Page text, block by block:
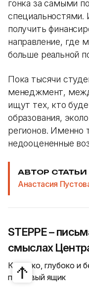
гонка за самыми
получить
направление, где
больше реальной
Пока тысячи
менеджмент,
ищут тех, кто
образования,
регионов. Именно
недооцененные
АВТОР СТАТЬИ
Анастасия
STEPPE –
смыслах
Коротко, глубоко и
почтовый ящик